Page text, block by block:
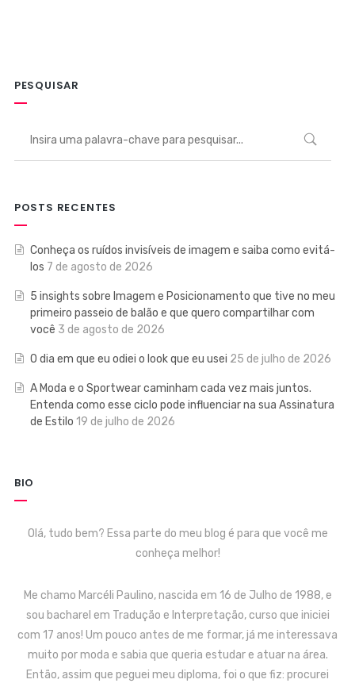
PESQUISAR
POSTS RECENTES
Conheça os ruídos invisíveis de imagem e saiba como evitá-
los 7 de agosto de 2026
5 insights sobre Imagem e Posicionamento que tive no meu
primeiro passeio de balão e que quero compartilhar com
você 3 de agosto de 2026
O dia em que eu odiei o look que eu usei 25 de julho de 2026
A Moda e o Sportwear caminham cada vez mais juntos.
Entenda como esse ciclo pode influenciar na sua Assinatura
de Estilo 19 de julho de 2026
BIO
Olá, tudo bem? Essa parte do meu blog é para que você me
conheça melhor!
Me chamo Marcéli Paulino, nascida em 16 de Julho de 1988, e
sou bacharel em Tradução e Interpretação, curso que iniciei
com 17 anos! Um pouco antes de me formar, já me interessava
muito por moda e sabia que queria estudar e atuar na área.
Então, assim que peguei meu diploma, foi o que fiz: procurei